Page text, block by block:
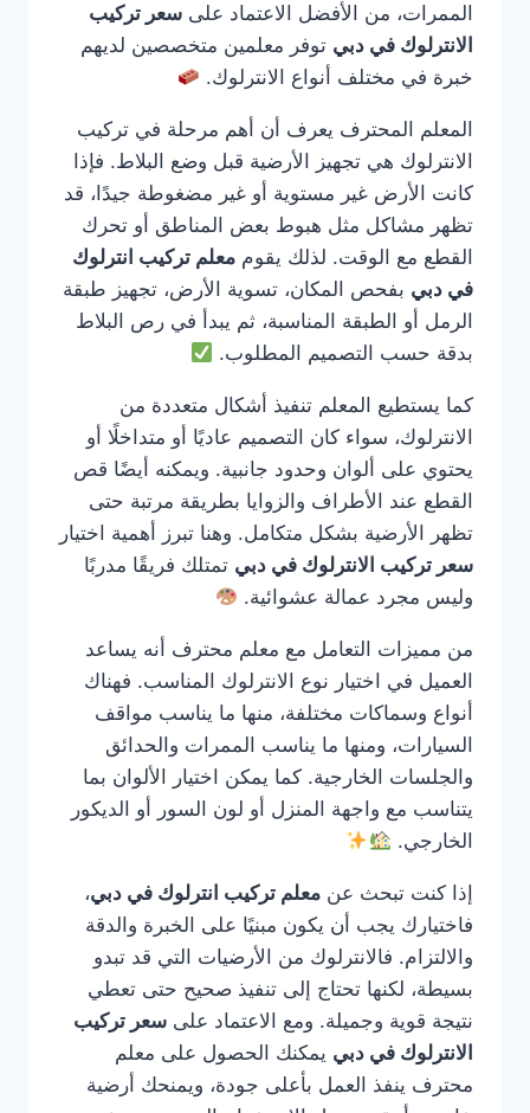
الممرات، من الأفضل الاعتماد على سعر تركيب
الانترلوك في دبي توفر معلمين متخصصين لديهم
خبرة في مختلف أنواع الانترلوك.
المعلم المحترف يعرف أن أهم مرحلة في تركيب
الانترلوك هي تجهيز الأرضية قبل وضع البلاط. فإذا
كانت الأرض غير مستوية أو غير مضغوطة جيدًا، قد
تظهر مشاكل مثل هبوط بعض المناطق أو تحرك
القطع مع الوقت. لذلك يقوم معلم تركيب انترلوك
في دبي بفحص المكان، تسوية الأرض، تجهيز طبقة
الرمل أو الطبقة المناسبة، ثم يبدأ في رص البلاط
بدقة حسب التصميم المطلوب.
كما يستطيع المعلم تنفيذ أشكال متعددة من
الانترلوك، سواء كان التصميم عاديًا أو متداخلًا أو
يحتوي على ألوان وحدود جانبية. ويمكنه أيضًا قص
القطع عند الأطراف والزوايا بطريقة مرتبة حتى
تظهر الأرضية بشكل متكامل. وهنا تبرز أهمية اختيار
سعر تركيب الانترلوك في دبي تمتلك فريقًا مدربًا
وليس مجرد عمالة عشوائية.
من مميزات التعامل مع معلم محترف أنه يساعد
العميل في اختيار نوع الانترلوك المناسب. فهناك
أنواع وسماكات مختلفة، منها ما يناسب مواقف
السيارات، ومنها ما يناسب الممرات والحدائق
والجلسات الخارجية. كما يمكن اختيار الألوان بما
يتناسب مع واجهة المنزل أو لون السور أو الديكور
الخارجي.
إذا كنت تبحث عن معلم تركيب انترلوك في دبي،
فاختيارك يجب أن يكون مبنيًا على الخبرة والدقة
والالتزام. فالانترلوك من الأرضيات التي قد تبدو
بسيطة، لكنها تحتاج إلى تنفيذ صحيح حتى تعطي
نتيجة قوية وجميلة. ومع الاعتماد على سعر تركيب
الانترلوك في دبي يمكنك الحصول على معلم
محترف ينفذ العمل بأعلى جودة، ويمنحك أرضية